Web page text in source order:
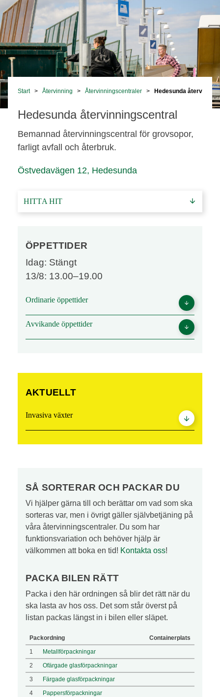
Start > Återvinning > Återvinningscentraler > Hedesunda
Hedesunda återvinningscentral
Bemannad återvinningscentral för grovsopor,
farligt avfall och återbruk.
Östvedavägen 12, Hedesunda
HITTA HIT arrow_downward
ÖPPETTIDER
Idag: Stängt
13/8: 13.00–19.00
Ordinarie öppettider arrow_downward
Torsdag: 13.00–19.00
Avvikande öppettider arrow_downward
AKTUELLT
Invasiva växter arrow_downward
SÅ SORTERAR OCH PACKAR DU
Vi hjälper gärna till och berättar om vad som ska
sorteras var, men i övrigt gäller självbetjäning på
våra återvinningscentraler. Du som har
funktionsvariation och behöver hjälp är
välkommen att boka en tid! Kontakta oss!
PACKA BILEN RÄTT
Packa i den här ordningen så blir det rätt när du
ska lasta av hos oss. Det som står överst på
listan packas längst in i bilen eller släpet.
Packordning
Containerplats
1
Metallförpackningar
2
Ofärgade glasförpackningar
3
Färgade glasförpackningar
4
Pappersförpackningar